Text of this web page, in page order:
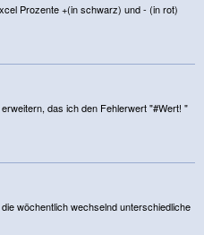
Prozente +(in schwarz) und - (in rot)
das ich den Fehlerwert "#Wert! "
wöchentlich wechselnd unterschiedliche